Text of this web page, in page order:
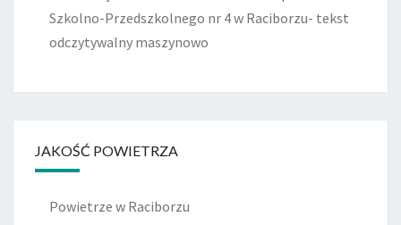
Szkolno-Przedszkolnego nr 4 w Raciborzu- tekst
odczytywalny maszynowo
JAKOŚĆ POWIETRZA
Powietrze w Raciborzu